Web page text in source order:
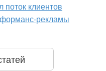
поток клиентов
рекламы